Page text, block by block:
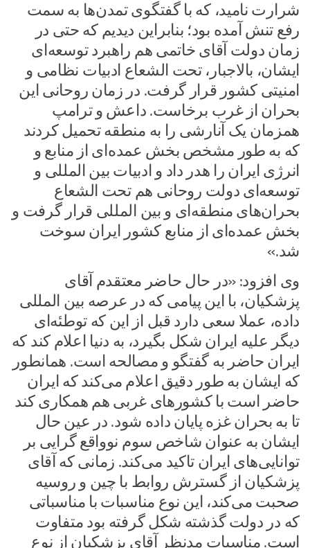
شرارت نامید، که با گفتگوی تمدن‌ها به سمت
رفع تنش آمده بود؛ بنابراین دیدیم که حتی در
زمان دولت آقای خاتمی هم راهبرد توسعه‌ای
ایشان، بالاجبار، تحت الشعاع ادبیات نظامی و
امنیتی کشور قرار گرفت. در زمان روحانی این
بحران از غرب برخاست. داعش و ترامپ
همزمان یک آنارشی را به منطقه تحمیل کردند
که به طور مشخص بخش عمده‌ای از منابع و
انرژی ایران را هدر داد و ادبیات بین المللی و
توسعه‌ای دولت روحانی هم تحت الشعاع
بحران‌های منطقه‌ای و بین المللی قرار گرفت و
بخش عمده‌ای از منابع کشور ایران سوخت
شد.»
وی افزود: «در حال حاضر معتقدم آقای
پزشکیان، با این پیامی که در عرصه بین المللی
داده، عملا سعی دارد قبل از این که توطئه‌ای
دیگر علیه ایران شکل بگیرد، به دنیا اعلام کند که
ایران حاضر به گفتگو و مصالحه است. همانطور
که ایشان به طور دقیق اعلام می‌کند که ایران
حاضر است با کشور‌های غربی هم همکاری کند
تا به بحران غزه پایان داده شود. در عین حال
ایشان به عنوان شاخص سوم نوواقع گرایی بر
توانایی‌های ایران تاکید می‌کند. زمانی که آقای
پزشکیان از گسترش روابط با چین و روسیه
صحبت می‌کند، این نوع مناسبات با مناسباتی
که در دولت گذشته شکل گرفته بود متفاوت
است. مناسبات مدنظر آقای پزشکیان از نوع